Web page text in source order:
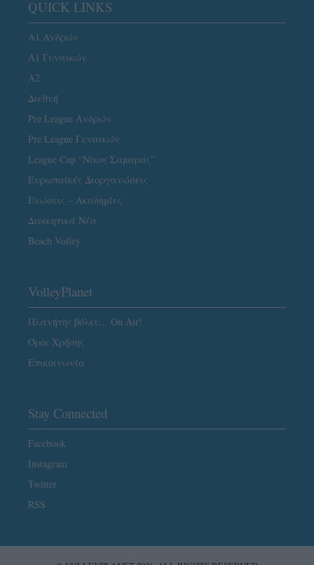
QUICK LINKS
Α1 Ανδρών
Α1 Γυναικών
A2
Διεθνή
Pre League Ανδρών
Pre League Γυναικών
League Cup “Νίκος Σαμαράς”
Ευρωπαϊκές Διοργανώσεις
Ενώσεις – Ακαδημίες
Διοικητικά Νέα
Beach Volley
VolleyPlanet
Πλανήτης βόλεϊ… On Air!
Όροι Χρήσης
Επικοινωνία
Stay Connected
Facebook
Instagram
Twitter
RSS